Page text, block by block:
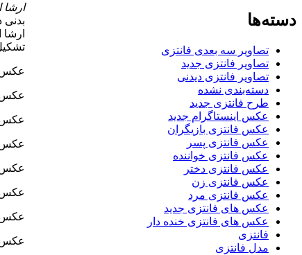
دسته‌ها
تصاویر سه بعدی فانتزی
تصاویر فانتزی جدید
تصاویر فانتزی دیدنی
دسته‌بندی نشده
طرح فانتزی جدید
عکس اینستاگرام جدید
عکس فانتزی بازیگران
عکس فانتزی پسر
عکس فانتزی خواننده
عکس فانتزی دختر
عکس فانتزی زن
عکس فانتزی مرد
عکس های فانتزی جدید
عکس های فانتزی خنده دار
فانتزی
مدل فانتزی
بدنی
عکس
عکس
عکس
عکس
عکس
عکس
عکس
عکس